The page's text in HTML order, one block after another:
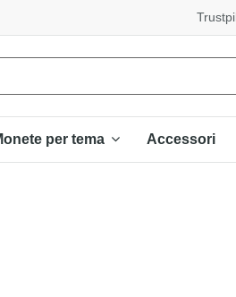
per tema Accessori